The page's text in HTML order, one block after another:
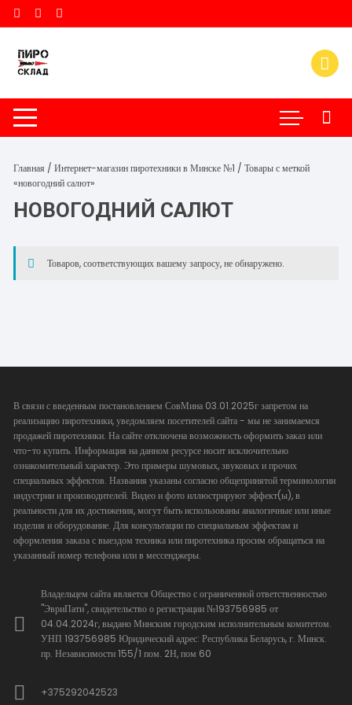
Перейти
к
содержимому
Главная /Интернет-магазин пиротехники в Минске №1 / Товары с меткой
«новогодний салют»
НОВОГОДНИЙ САЛЮТ
Товаров, соответствующих вашему запросу, не обнаружено.
В связи с введенным постановлением СовМина 03.01.2025г запретом на
реализацию пиротехники, уведомляем посетителей сайта - мы не занимаемся
продажей пиротехники. На сайте отключена возможность оформить заказ или
что-то купить. Информация на данном ресурсе носит исключительно
ознакомительный характер. Это примеры шумовых, звуковых и прочих
специальных эффектов. Названия указаны согласно общепринятой терминологии
индустрии и производителей. Видео и фото иллюстрируют эффект(ы), в
реальности для их достижения, могут быть использованы аналогичные или иные
изделия и оборудование. Для консультации по специальным эффектам и
оформления заказа с выездом техника или пиротехника просим обращаться на
указанный номер телефона или в мессенджеры.
Владельцем сайта является Общество с ограниченной ответственностью
"ЭвриПати", свидетельство о регистрации №193756985 от
04.04.2024г, выдано Минским городским исполнительным комитетом.
УНП 193756985 Юридический адрес: Республика Беларусь, г. Минск.
пр. Независимости 155/1 пом. 2Н, пом 60
+375292042523